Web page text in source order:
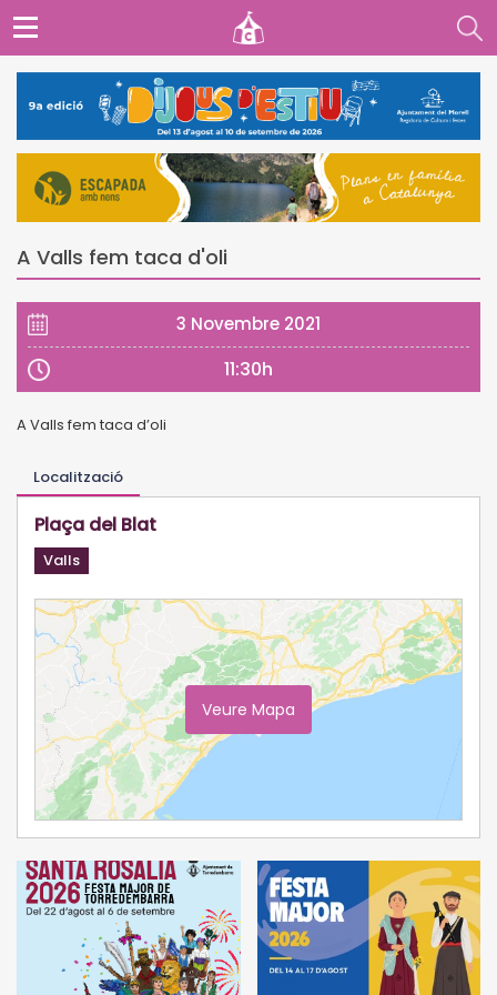
A Valls fem taca d'oli
3 Novembre 2021
11:30h
A Valls fem taca d’oli
Localització
Plaça del Blat
Valls
Veure Mapa